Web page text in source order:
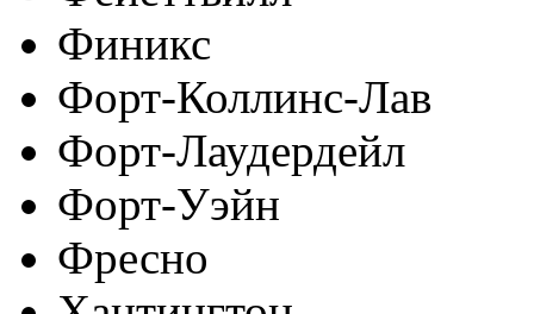
Финикс
Форт-Коллинс-Лав
Форт-Лаудердейл
Форт-Уэйн
Фресно